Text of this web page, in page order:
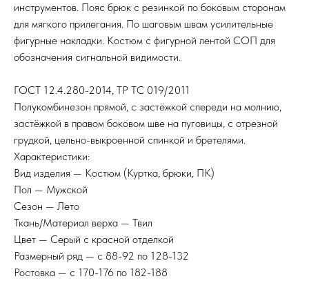
инструментов. Пояс брюк с резинкой по боковым сторонам
для мягкого прилегания. По шаговым швам усилительные
фигурные накладки. Костюм с фигурной лентой СОП для
обозначения сигнальной видимости.
ГОСТ 12.4.280-2014, ТР ТС 019/2011
Полукомбинезон прямой, с застёжкой спереди на молнию,
застёжкой в правом боковом шве на пуговицы, с отрезной
грудкой, цельно-выкроенной спинкой и бретелями.
Характеристики:
Вид изделия — Костюм (Куртка, брюки, ПК)
Пол — Мужской
Сезон — Лето
Ткань/Материал верха — Твил
Цвет — Серый с красной отделкой
Размерный ряд — с 88-92 по 128-132
Ростовка — с 170-176 по 182-188